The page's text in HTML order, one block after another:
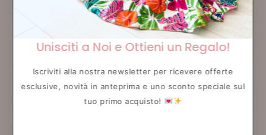
Unisciti a Noi e Ottieni un Regalo!
Iscriviti alla nostra newsletter per ricevere offerte
esclusive, novità in anteprima e uno sconto speciale sul
tuo primo acquisto!